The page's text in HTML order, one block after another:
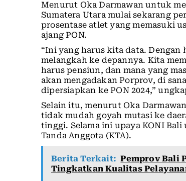
Menurut Oka Darmawan untuk
Sumatera Utara mulai sekarang
prosentase atlet yang memasuki
ajang PON.
“Ini yang harus kita data.
melangkah ke depannya. Kita
harus pensiun, dan mana yang
akan mengadakan Porprov, di
dipersiapkan ke PON 2024,”
Selain itu, menurut Oka
tidak mudah goyah mutasi ke
tinggi. Selama ini upaya KONI
Tanda Anggota (KTA).
Berita Terkait: Pemprov Bali
Tingkatkan Kualitas